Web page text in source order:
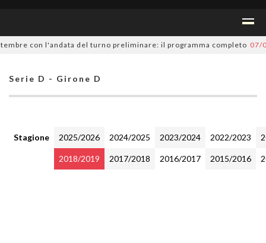
con l'andata del turno preliminare: il programma completo 07/08/
Serie D - Girone D
Stagione 2025/2026 2024/2025 2023/2024 2022/2023
2018/2019 2017/2018 2016/2017 2015/2016